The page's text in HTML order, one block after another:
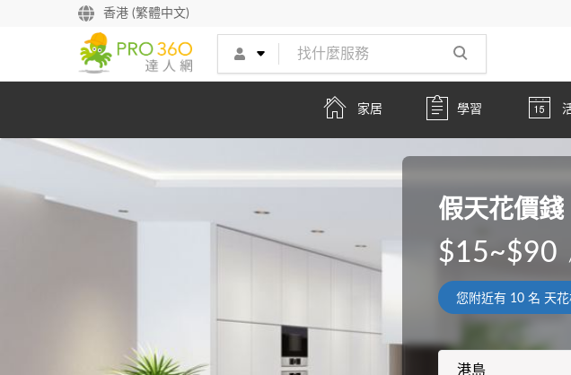
香港 (繁體中文)
家居 學習
假天花價錢
$15~$90
您附近有 10名 天花